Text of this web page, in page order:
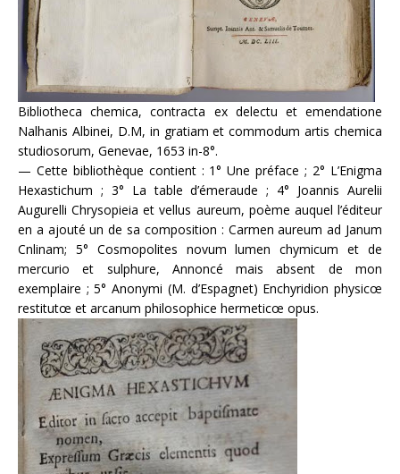
Bibliotheca chemica, contracta ex delectu et emendatione
Nalhanis Albinei, D.M, in gratiam et commodum artis chemica
studiosorum, Genevae, 1653 in-8°.
— Cette bibliothèque contient : 1° Une préface ; 2° L’Enigma
Hexastichum ; 3° La table d’émeraude ; 4° Joannis Aurelii
Augurelli Chrysopieia et vellus aureum, poème auquel l’éditeur
en a ajouté un de sa composition : Carmen aureum ad Janum
Cnlinam; 5° Cosmopolites novum lumen chymicum et de
mercurio et sulphure, Annoncé mais absent de mon
exemplaire ; 5° Anonymi (M. d’Espagnet) Enchyridion physicœ
restitutœ et arcanum philosophice hermeticœ opus.